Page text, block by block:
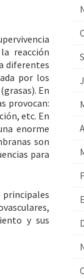
reacción
diferentes
por los
En
provocan:
etc. En
enorme
son
para
principales
y sus